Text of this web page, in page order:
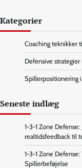
Kategorier
Coaching teknikker
Defensive strategier
Spillerpositionering i
Seneste indlæg
1-3-1 Zone
realtidsfeedback til
1-3-1 Zone
Spillerbeføjelse